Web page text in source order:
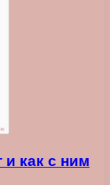
как с ним